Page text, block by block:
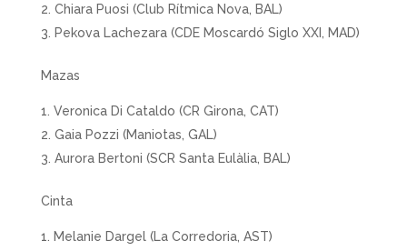
Chiara Puosi (Club Rítmica Nova, BAL)
Pekova Lachezara (CDE Moscardó Siglo XXI, MAD)
Mazas
Veronica Di Cataldo (CR Girona, CAT)
Gaia Pozzi (Maniotas, GAL)
Aurora Bertoni (SCR Santa Eulàlia, BAL)
Cinta
Melanie Dargel (La Corredoria, AST)